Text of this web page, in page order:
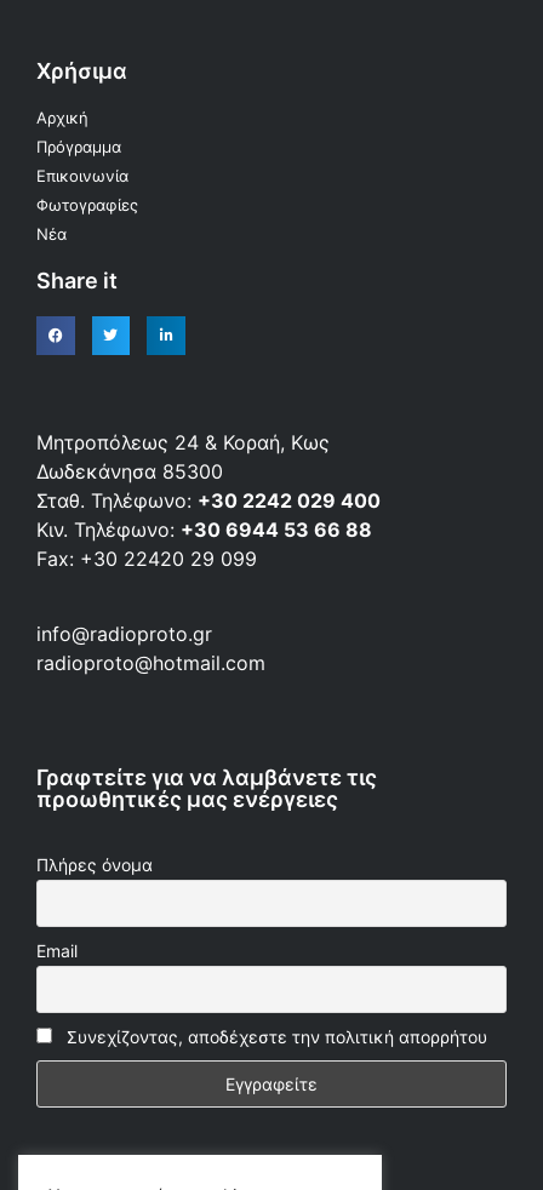
Χρήσιμα
Αρχική
Πρόγραμμα
Επικοινωνία
Φωτογραφίες
Νέα
Share it
Μητροπόλεως 24 & Κοραή, Κως
Δωδεκάνησα 85300
Σταθ. Τηλέφωνο: +30 2242 029 400
Κιν. Τηλέφωνο: +30 6944 53 66 88
Fax: +30 22420 29 099
info@radioproto.gr
radioproto@hotmail.com
Γραφτείτε για να λαμβάνετε τις
προωθητικές μας ενέργειες
Πλήρες όνομα
Email
Συνεχίζοντας, αποδέχεστε την πολιτική απορρήτου